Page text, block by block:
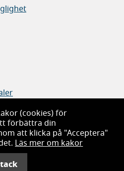
civilsamhällesfrågor
(cookies) för
förbättra din
att klicka på "Acceptera"
Läs mer om kakor